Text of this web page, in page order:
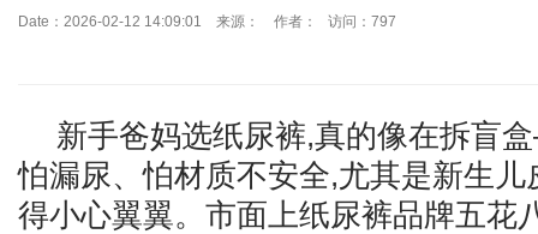
Date：2026-02-12 14:09:01 来源： 作者： 访问：797
新手爸妈选纸尿裤,真的像在拆盲
怕漏尿、怕材质不安全,尤其是新生儿
得小心翼翼。市面上纸尿裤品牌五花